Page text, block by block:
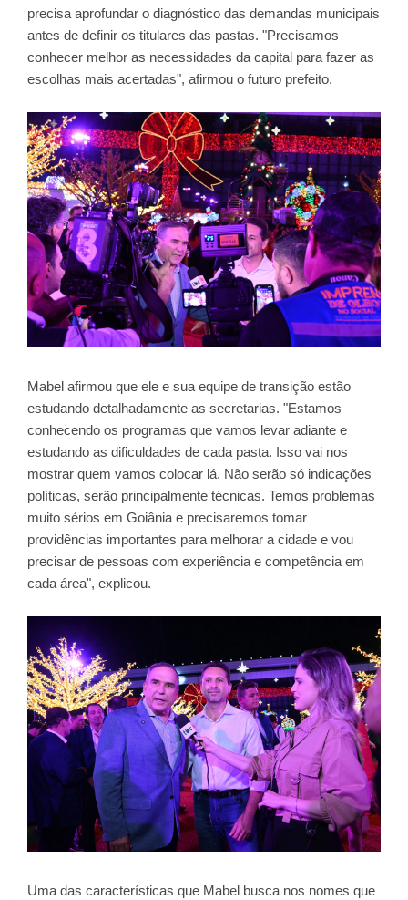
precisa aprofundar o diagnóstico das demandas municipais
antes de definir os titulares das pastas. "Precisamos
conhecer melhor as necessidades da capital para fazer as
escolhas mais acertadas", afirmou o futuro prefeito.
Mabel afirmou que ele e sua equipe de transição estão
estudando detalhadamente as secretarias. "Estamos
conhecendo os programas que vamos levar adiante e
estudando as dificuldades de cada pasta. Isso vai nos
mostrar quem vamos colocar lá. Não serão só indicações
políticas, serão principalmente técnicas. Temos problemas
muito sérios em Goiânia e precisaremos tomar
providências importantes para melhorar a cidade e vou
precisar de pessoas com experiência e competência em
cada área", explicou.
Uma das características que Mabel busca nos nomes que